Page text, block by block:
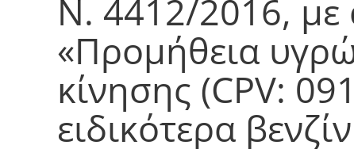
Ν. 4412/2016, με
«Προμήθεια
κίνησης (CPV:
ειδικότερα